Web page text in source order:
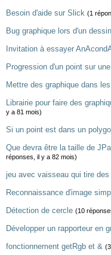
Besoin d'aide sur Slick (1
Bug graphique lors d'un dessin
Invitation à essayer
Progression d'un point sur
Mettre des graphique dans
Librairie pour faire des
y a 81 mois)
Si un point est dans un
Que devra être la taille de
réponses, il y a 82 mois)
jeu avec vaisseau qui tire
Reconnaissance d'image
Détection de cercle (10
Développer un rapporteur en
fonctionnement getRgb et &